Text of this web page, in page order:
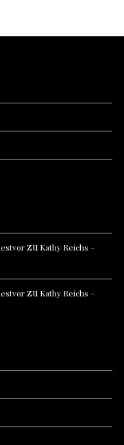
zu Kathy Reichs –
zu Kathy Reichs –